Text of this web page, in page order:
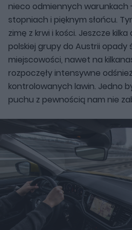
nieco odmiennych warunkach
stopniach i pięknym słońcu.
zimę z krwi i kości. Jeszcze
polskiej grupy do Austrii opady
miejscowości, nawet na
rozpoczęły intensywne
kontrolowanych lawin. Jedno
puchu z pewnością nam nie